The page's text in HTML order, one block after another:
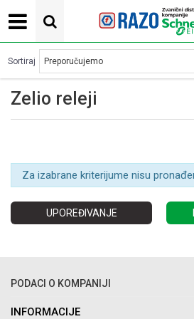
POVOLJNE CENE AUTOMATSKIH
Zelio releji
Sortiraj
Za izabrane kriterijume nisu
UPOREĐIVANJE
PODACI O KOMPANIJI
Razo DOO
INFORMACIJE